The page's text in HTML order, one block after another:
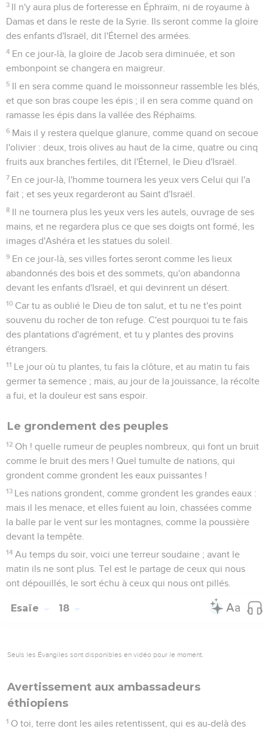
3 Il n'y aura plus de forteresse en Éphraïm, ni de royaume à
Damas et dans le reste de la Syrie. Ils seront comme la gloire
des enfants d'Israël, dit l'Éternel des armées.
4 En ce jour-là, la gloire de Jacob sera diminuée, et son
embonpoint se changera en maigreur.
5 Il en sera comme quand le moissonneur rassemble les blés,
et que son bras coupe les épis ; il en sera comme quand on
ramasse les épis dans la vallée des Réphaïms.
6 Mais il y restera quelque glanure, comme quand on secoue
l'olivier : deux, trois olives au haut de la cime, quatre ou cinq
fruits aux branches fertiles, dit l'Éternel, le Dieu d'Israël.
7 En ce jour-là, l'homme tournera les yeux vers Celui qui l'a
fait ; et ses yeux regarderont au Saint d'Israël.
8 Il ne tournera plus les yeux vers les autels, ouvrage de ses
mains, et ne regardera plus ce que ses doigts ont formé, les
images d'Ashéra et les statues du soleil.
9 En ce jour-là, ses villes fortes seront comme les lieux
abandonnés des bois et des sommets, qu'on abandonna
devant les enfants d'Israël, et qui devinrent un désert.
10 Car tu as oublié le Dieu de ton salut, et tu ne t'es point
souvenu du rocher de ton refuge. C'est pourquoi tu te fais
des plantations d'agrément, et tu y plantes des provins
étrangers.
11 Le jour où tu plantes, tu fais la clôture, et au matin tu fais
germer ta semence ; mais, au jour de la jouissance, la récolte
a fui, et la douleur est sans espoir.
Le grondement des peuples
12 Oh ! quelle rumeur de peuples nombreux, qui font un bruit
comme le bruit des mers ! Quel tumulte de nations, qui
grondent comme grondent les eaux puissantes !
13 Les nations grondent, comme grondent les grandes eaux :
mais il les menace, et elles fuient au loin, chassées comme
la balle par le vent sur les montagnes, comme la poussière
devant la tempête.
14 Au temps du soir, voici une terreur soudaine ; avant le
matin ils ne sont plus. Tel est le partage de ceux qui nous
ont dépouillés, le sort échu à ceux qui nous ont pillés.
Esaïe 18
Seuls les Évangiles sont disponibles en vidéo pour le moment.
Avertissement aux ambassadeurs
éthiopiens
1 O toi, terre dont les ailes retentissent, qui es au-delà des